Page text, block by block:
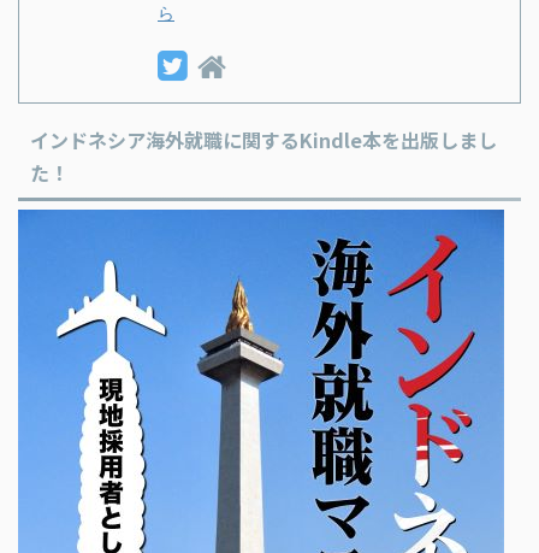
ら
インドネシア海外就職に関するKindle本を出版しまし
た！